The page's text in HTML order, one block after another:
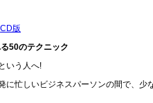
CD版
50のテクニック
いう人へ!
に忙しいビジネスパーソンの間で、